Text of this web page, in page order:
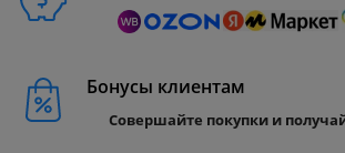
Бонусы клиентам
Совершайте покупки и